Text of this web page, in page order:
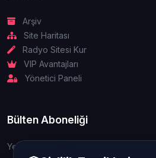
Arşiv
Site Haritası
Radyo Sitesi Kur
VIP Avantajları
Yönetici Paneli
Bülten Aboneliği
Yeniliklerden ve güncellemelerden ilk